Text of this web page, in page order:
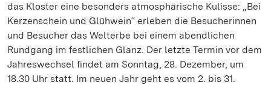
das Kloster eine besonders atmosphärische Kulisse: „Bei
Kerzenschein und Glühwein“ erleben die Besucherinnen
und Besucher das Welterbe bei einem abendlichen
Rundgang im festlichen Glanz. Der letzte Termin vor dem
Jahreswechsel findet am Sonntag, 28. Dezember, um
18.30 Uhr statt. Im neuen Jahr geht es vom 2. bis 31.